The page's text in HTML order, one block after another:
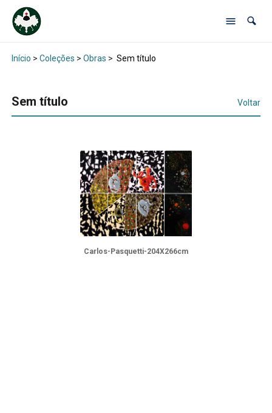
Início > Coleções > Obras > Sem título
Sem título Voltar
Carlos-Pasquetti-204X266cm